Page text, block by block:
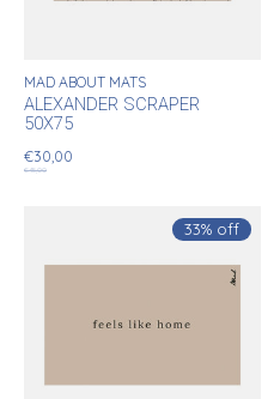
MAD ABOUT MATS
ALEXANDER SCRAPER
50X75
€30,00
€45,00
33% off